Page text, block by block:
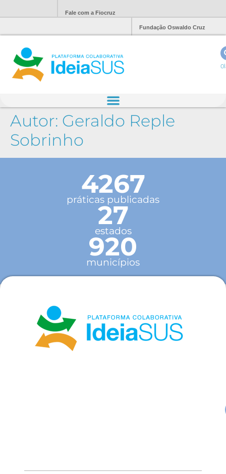
Fale com a Fiocruz
Fundação Oswaldo Cruz
Autor: Geraldo Reple
Sobrinho
4267
práticas publicadas
27
estados
920
municípios